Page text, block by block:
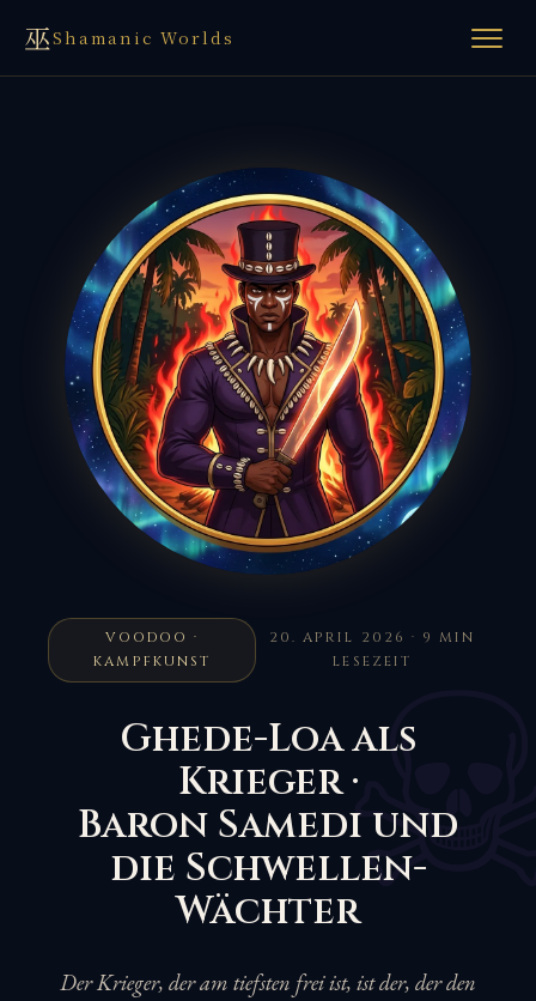
巫Shamanic Worlds
VOODOO ·
KAMPFKUNST
20. APRIL 2026 · 9 MIN
LESEZEIT
Ghede-Loa als
Krieger ·
Baron Samedi und
die Schwellen-
Wächter
Der Krieger, der am tiefsten frei ist, ist der, der den